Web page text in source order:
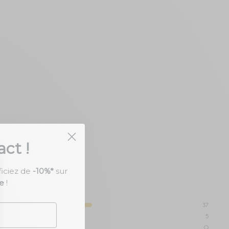
37
5
0
!
de -10%* sur
!